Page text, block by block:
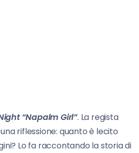
“Napalm Girl”. La regista
riflessione: quanto è lecito
Lo fa raccontando la storia di